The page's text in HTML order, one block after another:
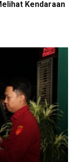
Kendaraan